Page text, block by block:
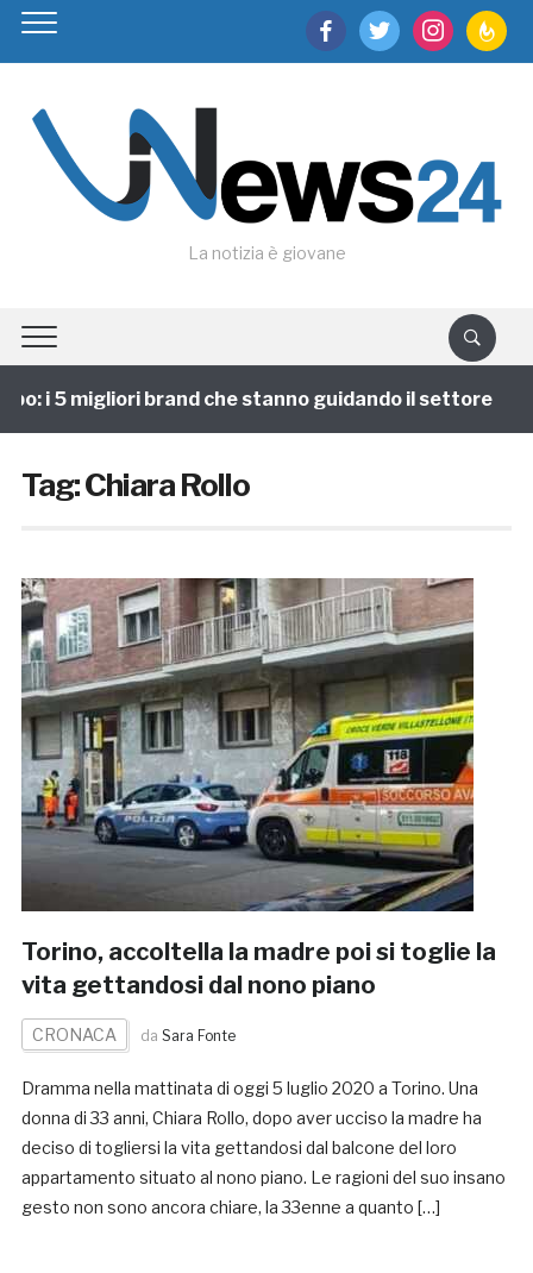
facebooktwitter instagram
La notizia è giovane
i 5 migliori brand che stanno guidando il settore
Tag:Chiara Rollo
Torino, accoltella la madre poi si toglie la
vita gettandosi dal nono piano
CRONACA da Sara Fonte
Dramma nella mattinata di oggi 5 luglio 2020 a Torino. Una
donna di 33 anni, Chiara Rollo, dopo aver ucciso la madre ha
deciso di togliersi la vita gettandosi dal balcone del loro
appartamento situato al nono piano. Le ragioni del suo insano
gesto non sono ancora chiare, la 33enne a quanto […]